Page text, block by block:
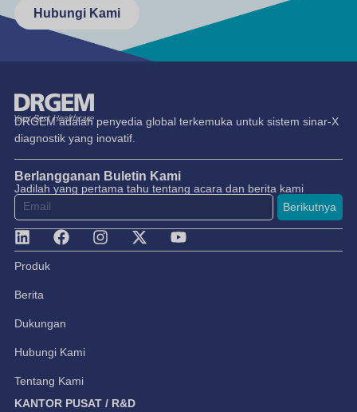
Hubungi Kami
DRGEM adalah penyedia global terkemuka untuk sistem sinar-X
diagnostik yang inovatif.
Berlangganan Buletin Kami
Jadilah yang pertama tahu tentang acara dan berita kami
Berikutnya
Produk
Berita
Dukungan
Hubungi Kami
Tentang Kami
KANTOR PUSAT / R&D